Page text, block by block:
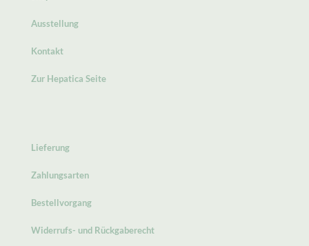
Ausstellung
Kontakt
Zur Hepatica Seite
Lieferung
Zahlungsarten
Bestellvorgang
Widerrufs- und Rückgaberecht